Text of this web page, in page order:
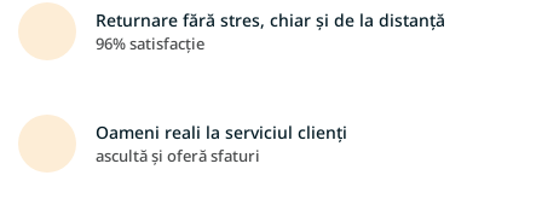
Returnare fără stres, chiar și de la distanță
96% satisfacție
Oameni reali la serviciul clienți
ascultă și oferă sfaturi